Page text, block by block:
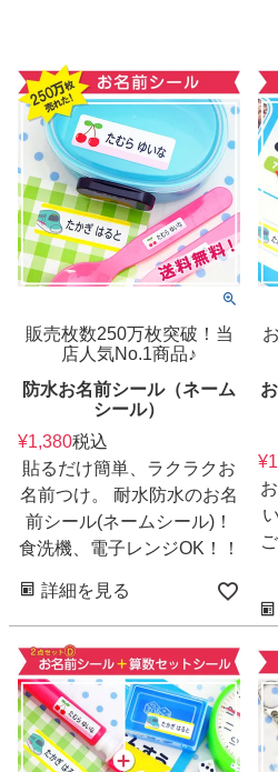
販売枚数250万枚突破！当
店人気No.1商品♪
防水お名前シール（ネーム
シール）
¥1,380税込
貼るだけ簡単、ラクラクお
名前つけ。 耐水防水のお名
前シール(ネームシール)！
食洗機、電子レンジOK！！
詳細を見る
¥